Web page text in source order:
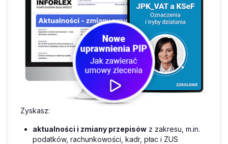
Zyskasz:
aktualności i zmiany przepisów z zakresu, m.in.
podatków, rachunkowości, kadr, płac i ZUS